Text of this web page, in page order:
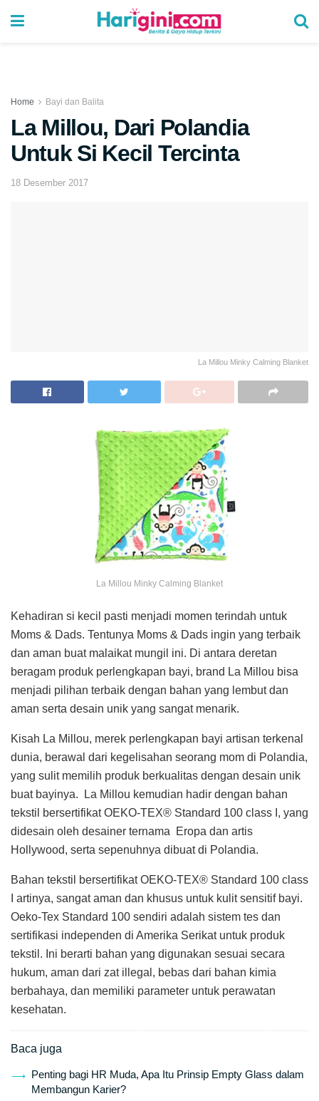
Home Bayi dan Balita
La Millou, Dari Polandia
Untuk Si Kecil Tercinta
18 Desember 2017
La Millou Minky Calming Blanket
La Millou Minky Calming Blanket
Kehadiran si kecil pasti menjadi momen terindah untuk
Moms & Dads. Tentunya Moms & Dads ingin yang terbaik
dan aman buat malaikat mungil ini. Di antara deretan
beragam produk perlengkapan bayi, brand La Millou bisa
menjadi pilihan terbaik dengan bahan yang lembut dan
aman serta desain unik yang sangat menarik.
Kisah La Millou, merek perlengkapan bayi artisan terkenal
dunia, berawal dari kegelisahan seorang mom di Polandia,
yang sulit memilih produk berkualitas dengan desain unik
buat bayinya. La Millou kemudian hadir dengan bahan
tekstil bersertifikat OEKO-TEX® Standard 100 class I, yang
didesain oleh desainer ternama Eropa dan artis
Hollywood, serta sepenuhnya dibuat di Polandia.
Bahan tekstil bersertifikat OEKO-TEX® Standard 100 class
I artinya, sangat aman dan khusus untuk kulit sensitif bayi.
Oeko-Tex Standard 100 sendiri adalah sistem tes dan
sertifikasi independen di Amerika Serikat untuk produk
tekstil. Ini berarti bahan yang digunakan sesuai secara
hukum, aman dari zat illegal, bebas dari bahan kimia
berbahaya, dan memiliki parameter untuk perawatan
kesehatan.
Baca juga
Penting bagi HR Muda, Apa Itu Prinsip Empty Glass dalam
Membangun Karier?